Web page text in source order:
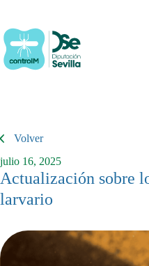
contenido
Volver
julio 16, 2025
Actualización sobre
larvario